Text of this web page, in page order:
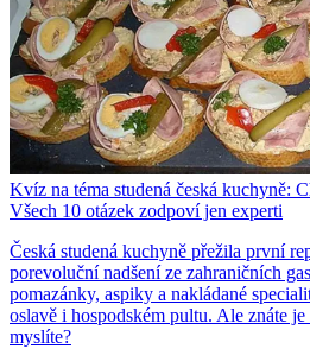
Kvíz na téma studená česká kuchyně:
Všech 10 otázek zodpoví jen experti
Česká studená kuchyně přežila první
porevoluční nadšení ze zahraničních
pomazánky, aspiky a nakládané
oslavě i hospodském pultu. Ale znáte
myslíte?